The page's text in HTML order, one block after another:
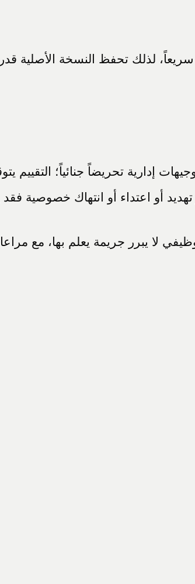
لذلك تحفظ النسخة الأصلية قدر
إدارية تحريضاً جنائياً؛ التقييم
أو اعتداء أو انتهاك خصوصية
لا يبرر جريمة يعلم بها، مع